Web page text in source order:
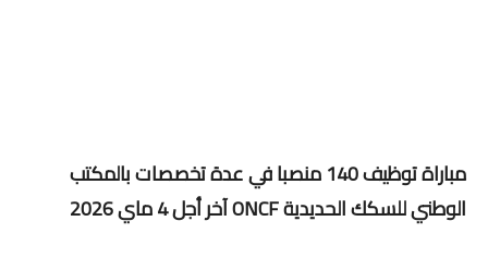
مباراة توظيف 140 منصبا في عدة تخصصات بالمكتب
الوطني للسكك الحديدية ONCF آخر أجل 4 ماي 2026